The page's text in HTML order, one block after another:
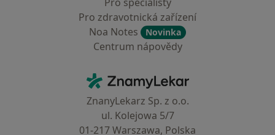
Pro zdravotnická zařízení
Noa Notes
Novinka
Centrum nápovědy
ZnamyLekar - Hlavní stránka
ZnanyLekarz Sp. z o.o.
ul. Kolejowa 5/7
01-217 Warszawa, Polska